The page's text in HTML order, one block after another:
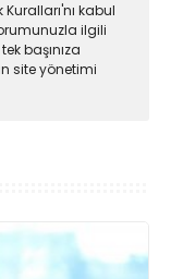
kabul
ilgili
başınıza
site yönetimi